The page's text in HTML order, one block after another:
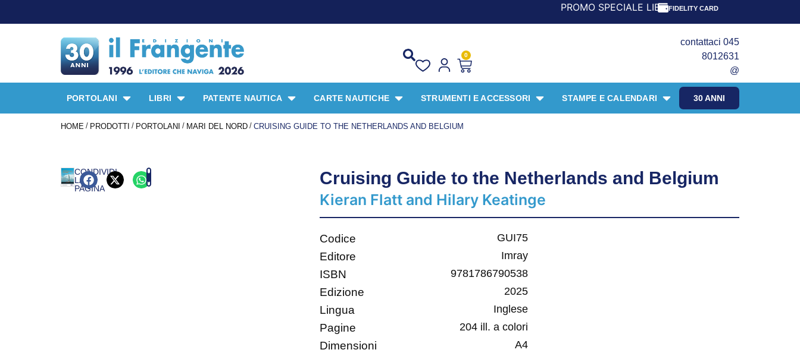
PROMO SPECIALE LIBRI PER I 30 ANNI DEL FRANGENTE! ***
FIDELITY CARD
0
contattaci 045
8012631
@
30 ANNI
PORTOLANI LIBRI PATENTE NAUTICA CARTE NAUTICHE STRUMENTI E ACCESSORI STAMPE E CALENDARI
HOME / PRODOTTI / PORTOLANI / MARI DEL NORD / CRUISING GUIDE TO THE NETHERLANDS AND BELGIUM
CONDIVIDI
LA
PAGINA
Cruising Guide to the Netherlands and Belgium
Kieran Flatt and Hilary Keatinge
Codice GUI75
Editore Imray
ISBN 9781786790538
Edizione 2025
Lingua Inglese
Pagine 204 ill. a colori
Dimensioni A4